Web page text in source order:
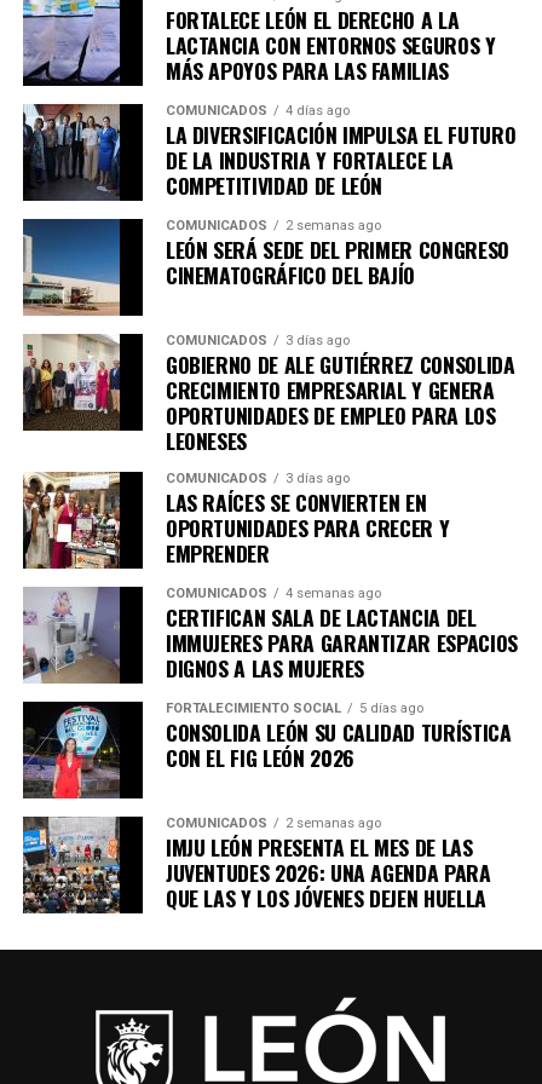
entre ellos la Academia Metropolitana de Seguridad
Pública, CANACO Servytur León, Universidad
Iberoamericana León, Universidad La Salle Bajío,
CANACINTRA León y el Tecnológico de Monterrey
Campus León, fortaleciendo el trabajo colaborativo
entre gobierno, academia, iniciativa privada y sociedad.
Municipal de Planeación de León refrendan su
compromiso con la participación ciudadana y la
planeación estratégica como herramientas
fundamentales para construir una ciudad más
competitiva, sostenible, incluyente y preparada para los
retos de las próximas décadas.
FORTALECE LEÓN EL DERECHO A LA
LACTANCIA CON ENTORNOS SEGUROS Y
MÁS APOYOS PARA LAS FAMILIAS
COMUNICADOS 4 días ago
LA DIVERSIFICACIÓN IMPULSA EL FUTURO
DE LA INDUSTRIA Y FORTALECE LA
COMPETITIVIDAD DE LEÓN
COMUNICADOS 2 semanas ago
LEÓN SERÁ SEDE DEL PRIMER CONGRESO
CINEMATOGRÁFICO DEL BAJÍO
COMUNICADOS 3 días ago
GOBIERNO DE ALE GUTIÉRREZ CONSOLIDA
CRECIMIENTO EMPRESARIAL Y GENERA
OPORTUNIDADES DE EMPLEO PARA LOS
LEONESES
COMUNICADOS 3 días ago
LAS RAÍCES SE CONVIERTEN EN
OPORTUNIDADES PARA CRECER Y
EMPRENDER
COMUNICADOS 4 semanas ago
CERTIFICAN SALA DE LACTANCIA DEL
IMMUJERES PARA GARANTIZAR ESPACIOS
DIGNOS A LAS MUJERES
FORTALECIMIENTO SOCIAL 5 días ago
CONSOLIDA LEÓN SU CALIDAD TURÍSTICA
CON EL FIG LEÓN 2026
COMUNICADOS 2 semanas ago
IMJU LEÓN PRESENTA EL MES DE LAS
JUVENTUDES 2026: UNA AGENDA PARA
QUE LAS Y LOS JÓVENES DEJEN HUELLA